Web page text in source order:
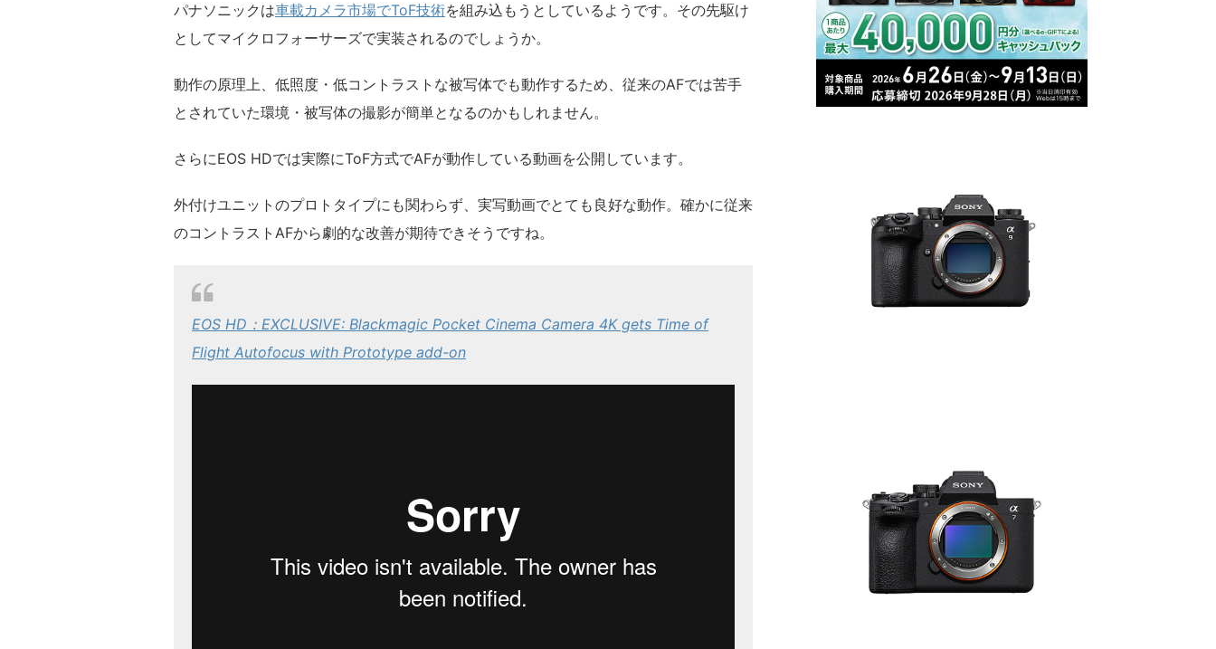
パナソニックは車載カメラ市場でToF技術を組み込もうとしているようです。その先駆け
としてマイクロフォーサーズで実装されるのでしょうか。
動作の原理上、低照度・低コントラストな被写体でも動作するため、従来のAFでは苦手
とされていた環境・被写体の撮影が簡単となるのかもしれません。
さらにEOS HDでは実際にToF方式でAFが動作している動画を公開しています。
外付けユニットのプロトタイプにも関わらず、実写動画でとても良好な動作。確かに従来
のコントラストAFから劇的な改善が期待できそうですね。
EOS HD：EXCLUSIVE: Blackmagic Pocket Cinema Camera 4K gets Time of
Flight Autofocus with Prototype add-on